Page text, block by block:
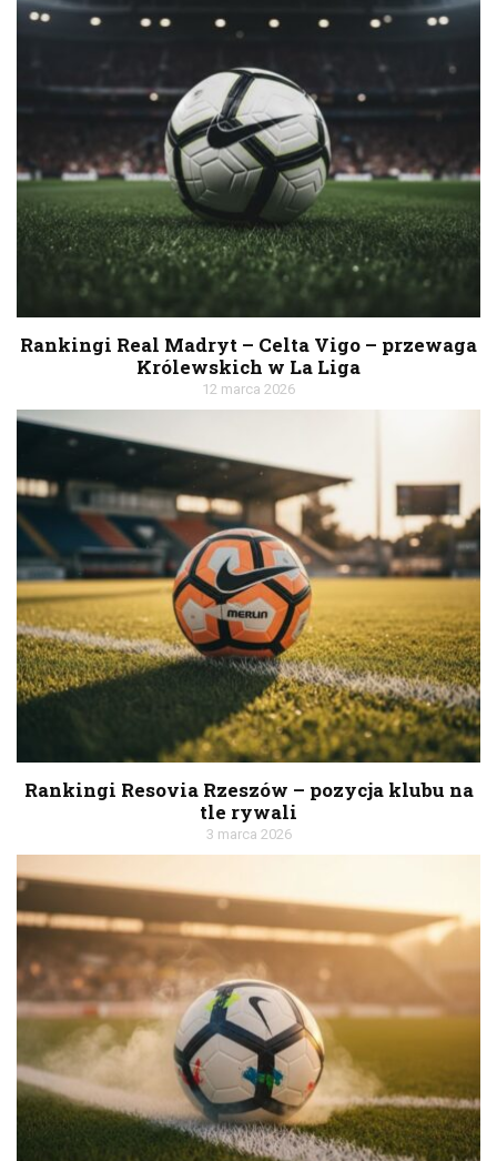
Rankingi Real Madryt – Celta Vigo – przewaga
Królewskich w La Liga
12 marca 2026
Rankingi Resovia Rzeszów – pozycja klubu na
tle rywali
3 marca 2026